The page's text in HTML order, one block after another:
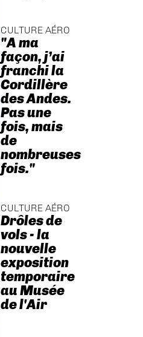
CULTURE AÉRO
"A ma
façon, j’ai
franchi la
Cordillère
des Andes.
Pas une
fois, mais
de
nombreuses
fois."
CULTURE AÉRO
Drôles de
vols - la
nouvelle
exposition
temporaire
au Musée
de l'Air